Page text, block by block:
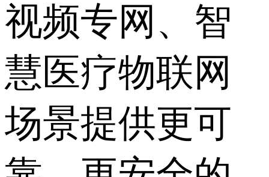
视频专网、智
慧医疗物联网
场景提供更可